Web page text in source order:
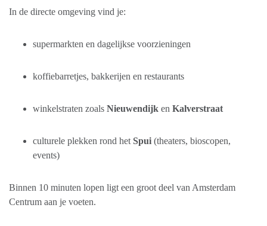
In de directe omgeving vind je:
supermarkten en dagelijkse voorzieningen
koffiebarretjes, bakkerijen en restaurants
winkelstraten zoals Nieuwendijk en Kalverstraat
culturele plekken rond het Spui (theaters, bioscopen,
events)
Binnen 10 minuten lopen ligt een groot deel van Amsterdam
Centrum aan je voeten.